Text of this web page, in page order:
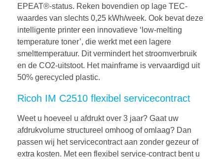
EPEAT®-status. Reken bovendien op lage TEC-
waardes van slechts 0,25 kWh/week. Ook bevat deze
intelligente printer een innovatieve ‘low-melting
temperature toner’, die werkt met een lagere
smelttemperatuur. Dit vermindert het stroomverbruik
en de CO2-uitstoot. Het mainframe is vervaardigd uit
50% gerecycled plastic.
Ricoh IM C2510 flexibel servicecontract
Weet u hoeveel u afdrukt over 3 jaar? Gaat uw
afdrukvolume structureel omhoog of omlaag? Dan
passen wij het servicecontract aan zonder gezeur of
extra kosten. Met een flexibel service-contract bent u